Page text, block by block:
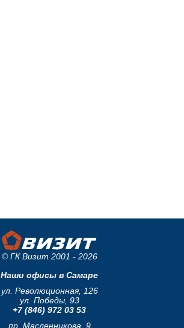
© ГК Визит 2001 - 2026
Наши офисы в Самаре
ул. Революционная, 126
ул. Победы, 93
+7 (846) 972 03 53
пр. Масленникова, 9